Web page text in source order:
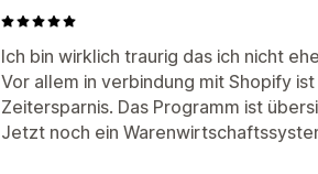
Ich bin wirklich traurig das ich nicht
Vor allem in verbindung mit Shopify
Zeitersparnis. Das Programm ist
Jetzt noch ein